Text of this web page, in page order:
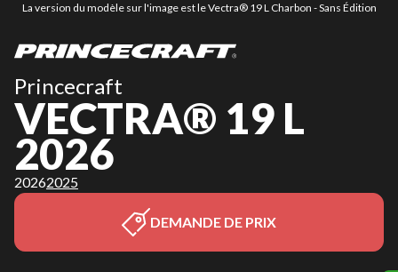
La version du modèle sur l'image est le Vectra® 19 L Charbon - Sans Édition
Princecraft
VECTRA® 19 L
2026
20262025
DEMANDE DE PRIX